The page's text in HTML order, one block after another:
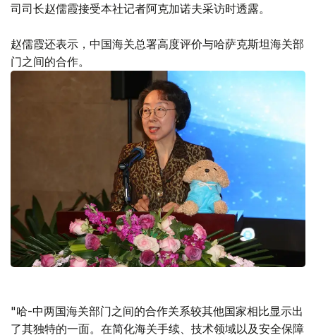
司司长赵儒霞接受本社记者阿克加诺夫采访时透露。
赵儒霞还表示，中国海关总署高度评价与哈萨克斯坦海关部
门之间的合作。
"哈-中两国海关部门之间的合作关系较其他国家相比显示出
了其独特的一面。在简化海关手续、技术领域以及安全保障